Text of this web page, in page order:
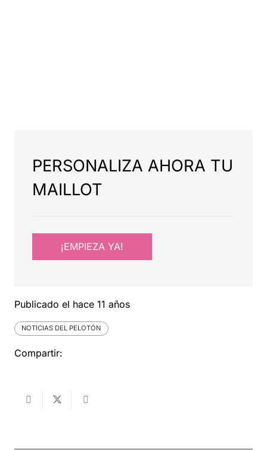
PERSONALIZA AHORA TU
MAILLOT
¡EMPIEZA YA!
Publicado el hace 11 años
NOTICIAS DEL PELOTÓN
Compartir: